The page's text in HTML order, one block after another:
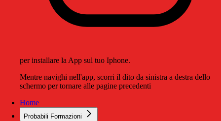
per installare la App sul tuo Iphone.
Mentre navighi nell'app, scorri il dito da sinistra a destra dello
schermo per tornare alle pagine precedenti
Home
Probabili Formazioni